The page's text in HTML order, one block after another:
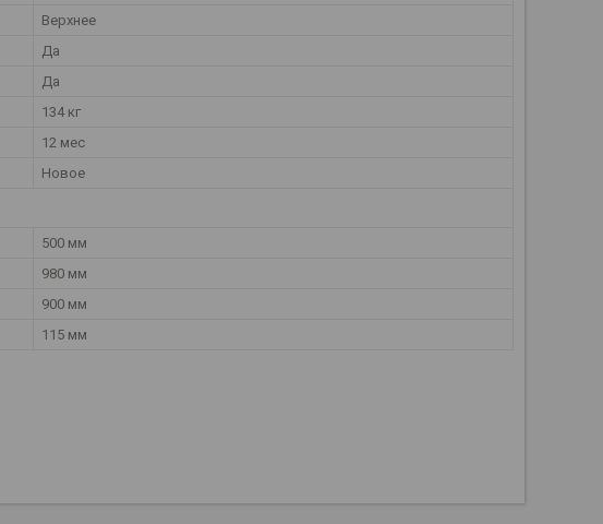
Верхнее
Да
Да
134 кг
12 мес
Новое
500 мм
980 мм
900 мм
115 мм